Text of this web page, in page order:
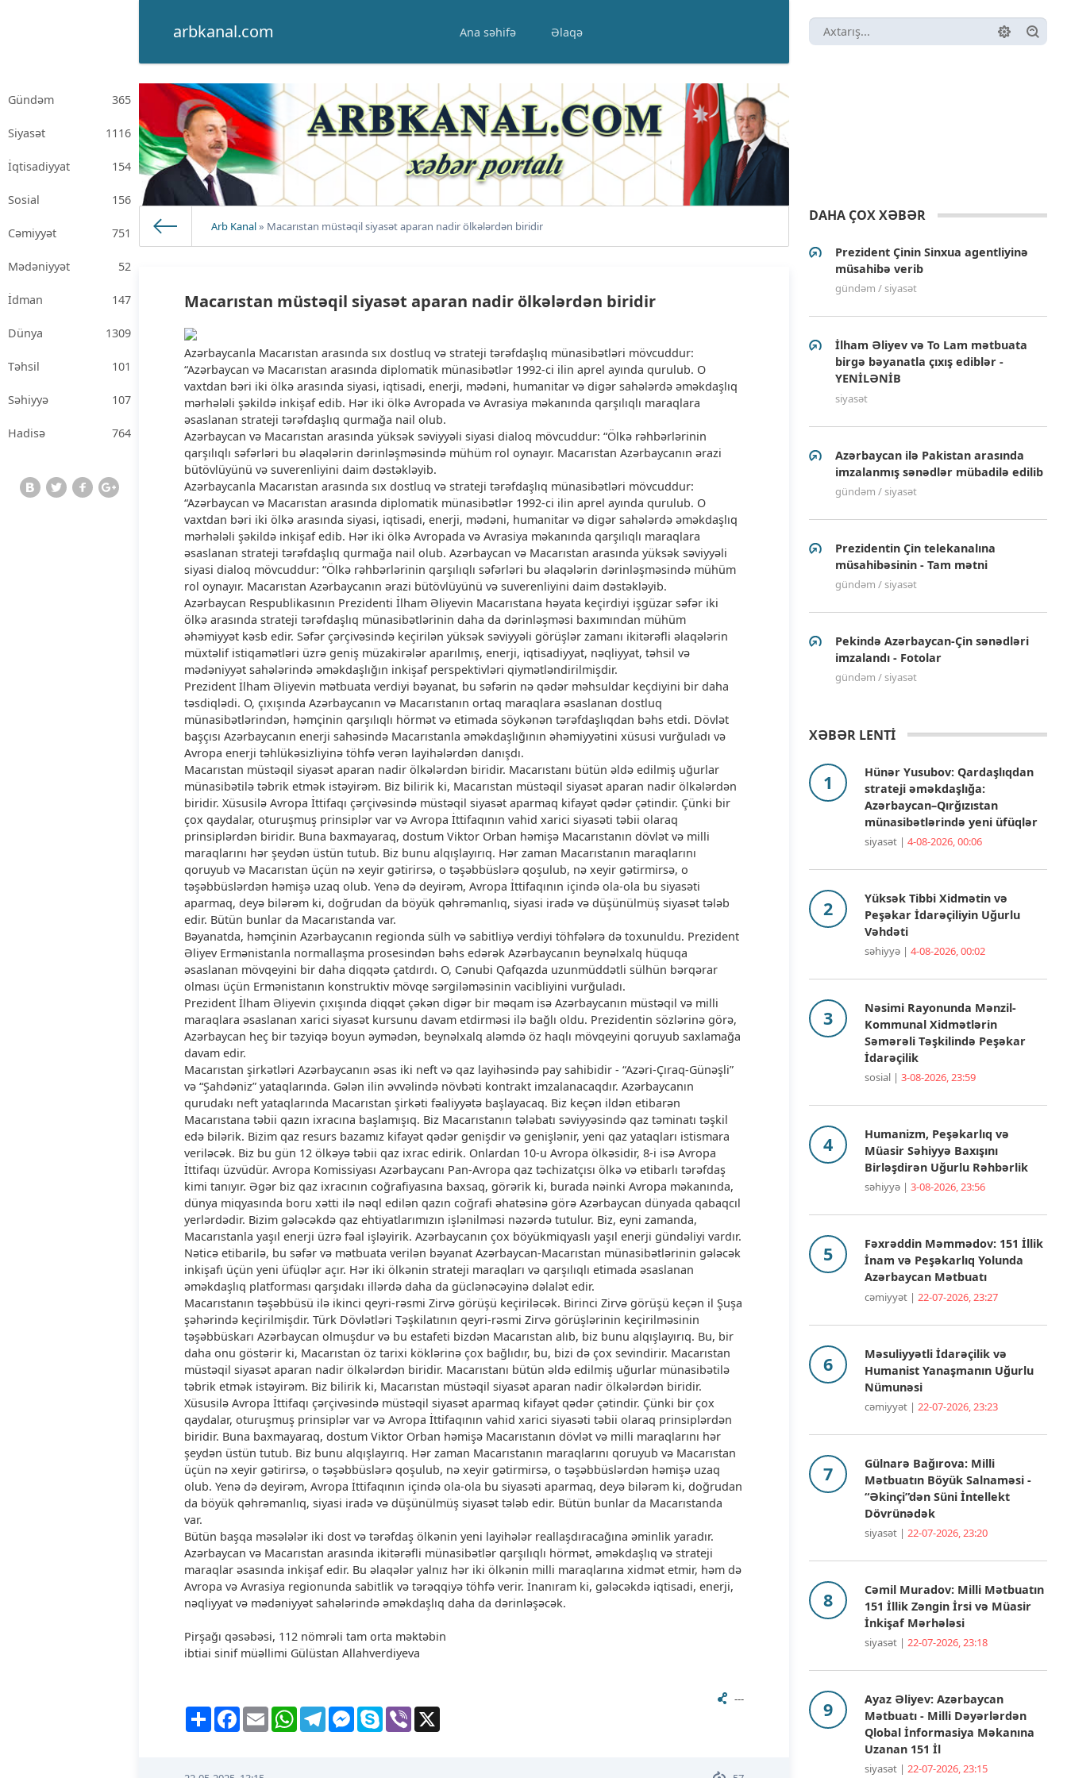
arbkanal.com Ana səhifə Əlaqə
Gündəm 365
Siyasət 1116
İqtisadiyyat 154
Sosial 156
Cəmiyyət 751
Mədəniyyət 52
İdman 147
Dünya 1309
Təhsil 101
Səhiyyə 107
Hadisə 764
Arb Kanal» Macarıstan müstəqil siyasət aparan nadir ölkələrdən biridir
Macarıstan müstəqil siyasət aparan nadir ölkələrdən biridir
Azərbaycanla Macarıstan arasında sıx dostluq və strateji tərəfdaşlıq münasibətləri mövcuddur:
“Azərbaycan və Macarıstan arasında diplomatik münasibətlər 1992-ci ilin aprel ayında qurulub. O
vaxtdan bəri iki ölkə arasında siyasi, iqtisadi, enerji, mədəni, humanitar və digər sahələrdə əməkdaşlıq
mərhələli şəkildə inkişaf edib. Hər iki ölkə Avropada və Avrasiya məkanında qarşılıqlı maraqlara
əsaslanan strateji tərəfdaşlıq qurmağa nail olub.
Azərbaycan və Macarıstan arasında yüksək səviyyəli siyasi dialoq mövcuddur: “Ölkə rəhbərlərinin
qarşılıqlı səfərləri bu əlaqələrin dərinləşməsində mühüm rol oynayır. Macarıstan Azərbaycanın ərazi
bütövlüyünü və suverenliyini daim dəstəkləyib.
Azərbaycanla Macarıstan arasında sıx dostluq və strateji tərəfdaşlıq münasibətləri mövcuddur:
“Azərbaycan və Macarıstan arasında diplomatik münasibətlər 1992-ci ilin aprel ayında qurulub. O
vaxtdan bəri iki ölkə arasında siyasi, iqtisadi, enerji, mədəni, humanitar və digər sahələrdə əməkdaşlıq
mərhələli şəkildə inkişaf edib. Hər iki ölkə Avropada və Avrasiya məkanında qarşılıqlı maraqlara
əsaslanan strateji tərəfdaşlıq qurmağa nail olub. Azərbaycan və Macarıstan arasında yüksək səviyyəli
siyasi dialoq mövcuddur: “Ölkə rəhbərlərinin qarşılıqlı səfərləri bu əlaqələrin dərinləşməsində mühüm
rol oynayır. Macarıstan Azərbaycanın ərazi bütövlüyünü və suverenliyini daim dəstəkləyib.
Azərbaycan Respublikasının Prezidenti İlham Əliyevin Macarıstana həyata keçirdiyi işgüzar səfər iki
ölkə arasında strateji tərəfdaşlıq münasibətlərinin daha da dərinləşməsi baxımından mühüm
əhəmiyyət kəsb edir. Səfər çərçivəsində keçirilən yüksək səviyyəli görüşlər zamanı ikitərəfli əlaqələrin
müxtəlif istiqamətləri üzrə geniş müzakirələr aparılmış, enerji, iqtisadiyyat, nəqliyyat, təhsil və
mədəniyyət sahələrində əməkdaşlığın inkişaf perspektivləri qiymətləndirilmişdir.
Prezident İlham Əliyevin mətbuata verdiyi bəyanat, bu səfərin nə qədər məhsuldar keçdiyini bir daha
təsdiqlədi. O, çıxışında Azərbaycanın və Macarıstanın ortaq maraqlara əsaslanan dostluq
münasibətlərindən, həmçinin qarşılıqlı hörmət və etimada söykənən tərəfdaşlıqdan bəhs etdi. Dövlət
başçısı Azərbaycanın enerji sahəsində Macarıstanla əməkdaşlığının əhəmiyyətini xüsusi vurğuladı və
Avropa enerji təhlükəsizliyinə töhfə verən layihələrdən danışdı.
Macarıstan müstəqil siyasət aparan nadir ölkələrdən biridir. Macarıstanı bütün əldə edilmiş uğurlar
münasibətilə təbrik etmək istəyirəm. Biz bilirik ki, Macarıstan müstəqil siyasət aparan nadir ölkələrdən
biridir. Xüsusilə Avropa İttifaqı çərçivəsində müstəqil siyasət aparmaq kifayət qədər çətindir. Çünki bir
çox qaydalar, oturuşmuş prinsiplər var və Avropa İttifaqının vahid xarici siyasəti təbii olaraq
prinsiplərdən biridir. Buna baxmayaraq, dostum Viktor Orban həmişə Macarıstanın dövlət və milli
maraqlarını hər şeydən üstün tutub. Biz bunu alqışlayırıq. Hər zaman Macarıstanın maraqlarını
qoruyub və Macarıstan üçün nə xeyir gətirirsə, o təşəbbüslərə qoşulub, nə xeyir gətirmirsə, o
təşəbbüslərdən həmişə uzaq olub. Yenə də deyirəm, Avropa İttifaqının içində ola-ola bu siyasəti
aparmaq, deyə bilərəm ki, doğrudan da böyük qəhrəmanlıq, siyasi iradə və düşünülmüş siyasət tələb
edir. Bütün bunlar da Macarıstanda var.
Bəyanatda, həmçinin Azərbaycanın regionda sülh və sabitliyə verdiyi töhfələrə də toxunuldu. Prezident
Əliyev Ermənistanla normallaşma prosesindən bəhs edərək Azərbaycanın beynəlxalq hüquqa
əsaslanan mövqeyini bir daha diqqətə çatdırdı. O, Cənubi Qafqazda uzunmüddətli sülhün bərqərar
olması üçün Ermənistanın konstruktiv mövqe sərgiləməsinin vacibliyini vurğuladı.
Prezident İlham Əliyevin çıxışında diqqət çəkən digər bir məqam isə Azərbaycanın müstəqil və milli
maraqlara əsaslanan xarici siyasət kursunu davam etdirməsi ilə bağlı oldu. Prezidentin sözlərinə görə,
Azərbaycan heç bir təzyiqə boyun əymədən, beynəlxalq aləmdə öz haqlı mövqeyini qoruyub saxlamağa
davam edir.
Macarıstan şirkətləri Azərbaycanın əsas iki neft və qaz layihəsində pay sahibidir - “Azəri-Çıraq-Günəşli”
və “Şahdəniz” yataqlarında. Gələn ilin əvvəlində növbəti kontrakt imzalanacaqdır. Azərbaycanın
qurudakı neft yataqlarında Macarıstan şirkəti fəaliyyətə başlayacaq. Biz keçən ildən etibarən
Macarıstana təbii qazın ixracına başlamışıq. Biz Macarıstanın tələbatı səviyyəsində qaz təminatı təşkil
edə bilərik. Bizim qaz resurs bazamız kifayət qədər genişdir və genişlənir, yeni qaz yataqları istismara
veriləcək. Biz bu gün 12 ölkəyə təbii qaz ixrac edirik. Onlardan 10-u Avropa ölkəsidir, 8-i isə Avropa
İttifaqı üzvüdür. Avropa Komissiyası Azərbaycanı Pan-Avropa qaz təchizatçısı ölkə və etibarlı tərəfdaş
kimi tanıyır. Əgər biz qaz ixracının coğrafiyasına baxsaq, görərik ki, burada nəinki Avropa məkanında,
dünya miqyasında boru xətti ilə nəql edilən qazın coğrafi əhatəsinə görə Azərbaycan dünyada qabaqcıl
yerlərdədir. Bizim gələcəkdə qaz ehtiyatlarımızın işlənilməsi nəzərdə tutulur. Biz, eyni zamanda,
Macarıstanla yaşıl enerji üzrə fəal işləyirik. Azərbaycanın çox böyükmiqyaslı yaşıl enerji gündəliyi vardır.
Nəticə etibarilə, bu səfər və mətbuata verilən bəyanat Azərbaycan-Macarıstan münasibətlərinin gələcək
inkişafı üçün yeni üfüqlər açır. Hər iki ölkənin strateji maraqları və qarşılıqlı etimada əsaslanan
əməkdaşlıq platforması qarşıdakı illərdə daha da güclənəcəyinə dəlalət edir.
Macarıstanın təşəbbüsü ilə ikinci qeyri-rəsmi Zirvə görüşü keçiriləcək. Birinci Zirvə görüşü keçən il Şuşa
şəhərində keçirilmişdir. Türk Dövlətləri Təşkilatının qeyri-rəsmi Zirvə görüşlərinin keçirilməsinin
təşəbbüskarı Azərbaycan olmuşdur və bu estafeti bizdən Macarıstan alıb, biz bunu alqışlayırıq. Bu, bir
daha onu göstərir ki, Macarıstan öz tarixi köklərinə çox bağlıdır, bu, bizi də çox sevindirir. Macarıstan
müstəqil siyasət aparan nadir ölkələrdən biridir. Macarıstanı bütün əldə edilmiş uğurlar münasibətilə
təbrik etmək istəyirəm. Biz bilirik ki, Macarıstan müstəqil siyasət aparan nadir ölkələrdən biridir.
Xüsusilə Avropa İttifaqı çərçivəsində müstəqil siyasət aparmaq kifayət qədər çətindir. Çünki bir çox
qaydalar, oturuşmuş prinsiplər var və Avropa İttifaqının vahid xarici siyasəti təbii olaraq prinsiplərdən
biridir. Buna baxmayaraq, dostum Viktor Orban həmişə Macarıstanın dövlət və milli maraqlarını hər
şeydən üstün tutub. Biz bunu alqışlayırıq. Hər zaman Macarıstanın maraqlarını qoruyub və Macarıstan
üçün nə xeyir gətirirsə, o təşəbbüslərə qoşulub, nə xeyir gətirmirsə, o təşəbbüslərdən həmişə uzaq
olub. Yenə də deyirəm, Avropa İttifaqının içində ola-ola bu siyasəti aparmaq, deyə bilərəm ki, doğrudan
da böyük qəhrəmanlıq, siyasi iradə və düşünülmüş siyasət tələb edir. Bütün bunlar da Macarıstanda
var.
Bütün başqa məsələlər iki dost və tərəfdaş ölkənin yeni layihələr reallaşdıracağına əminlik yaradır.
Azərbaycan və Macarıstan arasında ikitərəfli münasibətlər qarşılıqlı hörmət, əməkdaşlıq və strateji
maraqlar əsasında inkişaf edir. Bu əlaqələr yalnız hər iki ölkənin milli maraqlarına xidmət etmir, həm də
Avropa və Avrasiya regionunda sabitlik və tərəqqiyə töhfə verir. İnanıram ki, gələcəkdə iqtisadi, enerji,
nəqliyyat və mədəniyyət sahələrində əməkdaşlıq daha da dərinləşəcək.
Pirşağı qəsəbəsi, 112 nömrəli tam orta məktəbin
ibtiai sinif müəllimi Gülüstan Allahverdiyeva
---
Share Facebook
Email WhatsAppTelegramMessenger
SkypeViber
DAHA ÇOX XƏBƏR
Prezident Çinin Sinxua agentliyinə
müsahibə verib
gündəm / siyasət
İlham Əliyev və To Lam mətbuata
birgə bəyanatla çıxış ediblər -
YENİLƏNİB
siyasət
Azərbaycan ilə Pakistan arasında
imzalanmış sənədlər mübadilə edilib
gündəm / siyasət
Prezidentin Çin telekanalına
müsahibəsinin - Tam mətni
gündəm / siyasət
Pekində Azərbaycan-Çin sənədləri
imzalandı - Fotolar
gündəm / siyasət
XƏBƏR LENTİ
Hünər Yusubov: Qardaşlıqdan
strateji əməkdaşlığa:
Azərbaycan–Qırğızıstan
münasibətlərində yeni üfüqlər
siyasət | 4-08-2026, 00:06
Yüksək Tibbi Xidmətin və
Peşəkar İdarəçiliyin Uğurlu
Vəhdəti
səhiyyə | 4-08-2026, 00:02
Nəsimi Rayonunda Mənzil-
Kommunal Xidmətlərin
Səmərəli Təşkilində Peşəkar
İdarəçilik
sosial | 3-08-2026, 23:59
Humanizm, Peşəkarlıq və
Müasir Səhiyyə Baxışını
Birləşdirən Uğurlu Rəhbərlik
səhiyyə | 3-08-2026, 23:56
Fəxrəddin Məmmədov: 151 İllik
İnam və Peşəkarlıq Yolunda
Azərbaycan Mətbuatı
cəmiyyət | 22-07-2026, 23:27
Məsuliyyətli İdarəçilik və
Humanist Yanaşmanın Uğurlu
Nümunəsi
cəmiyyət | 22-07-2026, 23:23
Gülnarə Bağırova: Milli
Mətbuatın Böyük Salnaməsi -
“Əkinçi”dən Süni İntellekt
Dövrünədək
siyasət | 22-07-2026, 23:20
Cəmil Muradov: Milli Mətbuatın
151 İllik Zəngin İrsi və Müasir
İnkişaf Mərhələsi
siyasət | 22-07-2026, 23:18
Ayaz Əliyev: Azərbaycan
Mətbuatı - Milli Dəyərlərdən
Qlobal İnformasiya Məkanına
Uzanan 151 İl
siyasət | 22-07-2026, 23:15